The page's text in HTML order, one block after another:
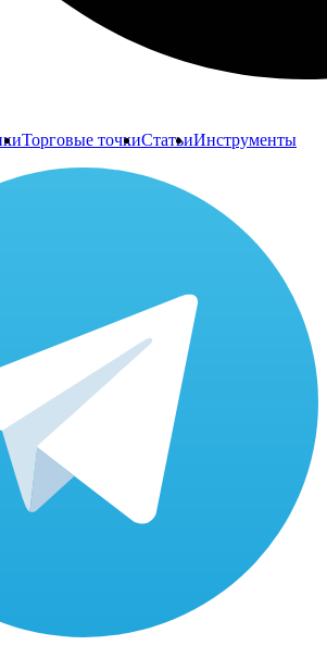
Торговые точкиСтатьиИнструменты